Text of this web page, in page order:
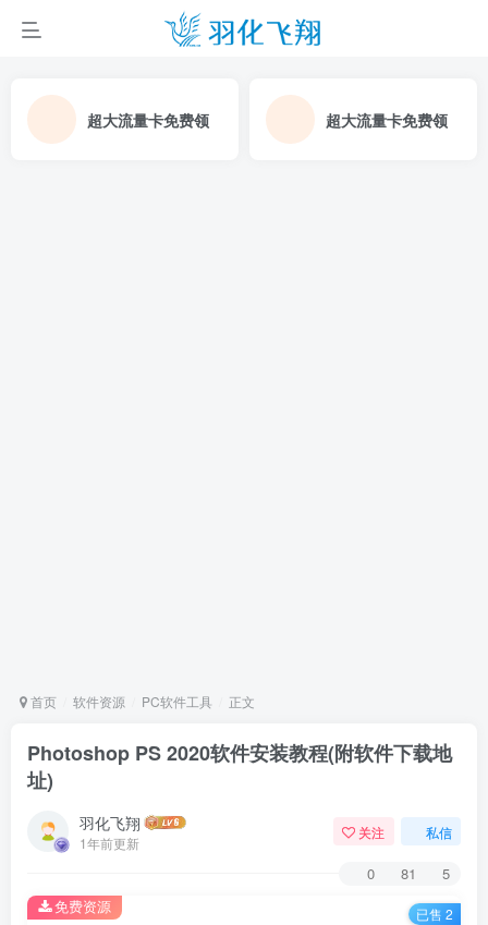
超大流量卡免费领 超大流量卡免费领
首页 软件资源 PC软件工具 正文
Photoshop PS 2020软件安装教程(附软件下载地
址)
羽化飞翔
1年前更新
关注 私信
0 81 5
免费资源 已售 2